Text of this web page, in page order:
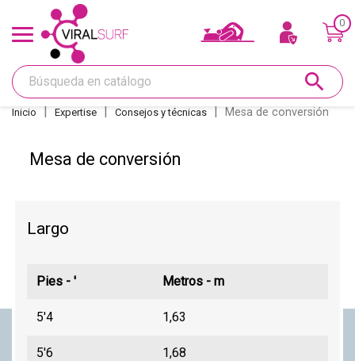
Ofertas y Tarjeta regalo
Shape
Quillas
0
search
Inicio Expertise Consejos y técnicas Mesa de conversión
Mesa de conversión
Largo
Pies - ' Metros - m
5'4 1,63
5'6 1,68